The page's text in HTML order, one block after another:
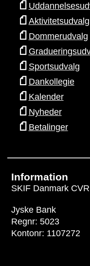
Aktivitetsudvalg
Dommerudvalg
Sportsudvalg
Dankollegie
Kalender
Nyheder
Betalinger
Information
SKIF Danmark
Jyske Bank
Regnr: 5023
Kontonr: 1107272